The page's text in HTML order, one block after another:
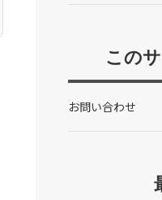
この
お問い合わせ